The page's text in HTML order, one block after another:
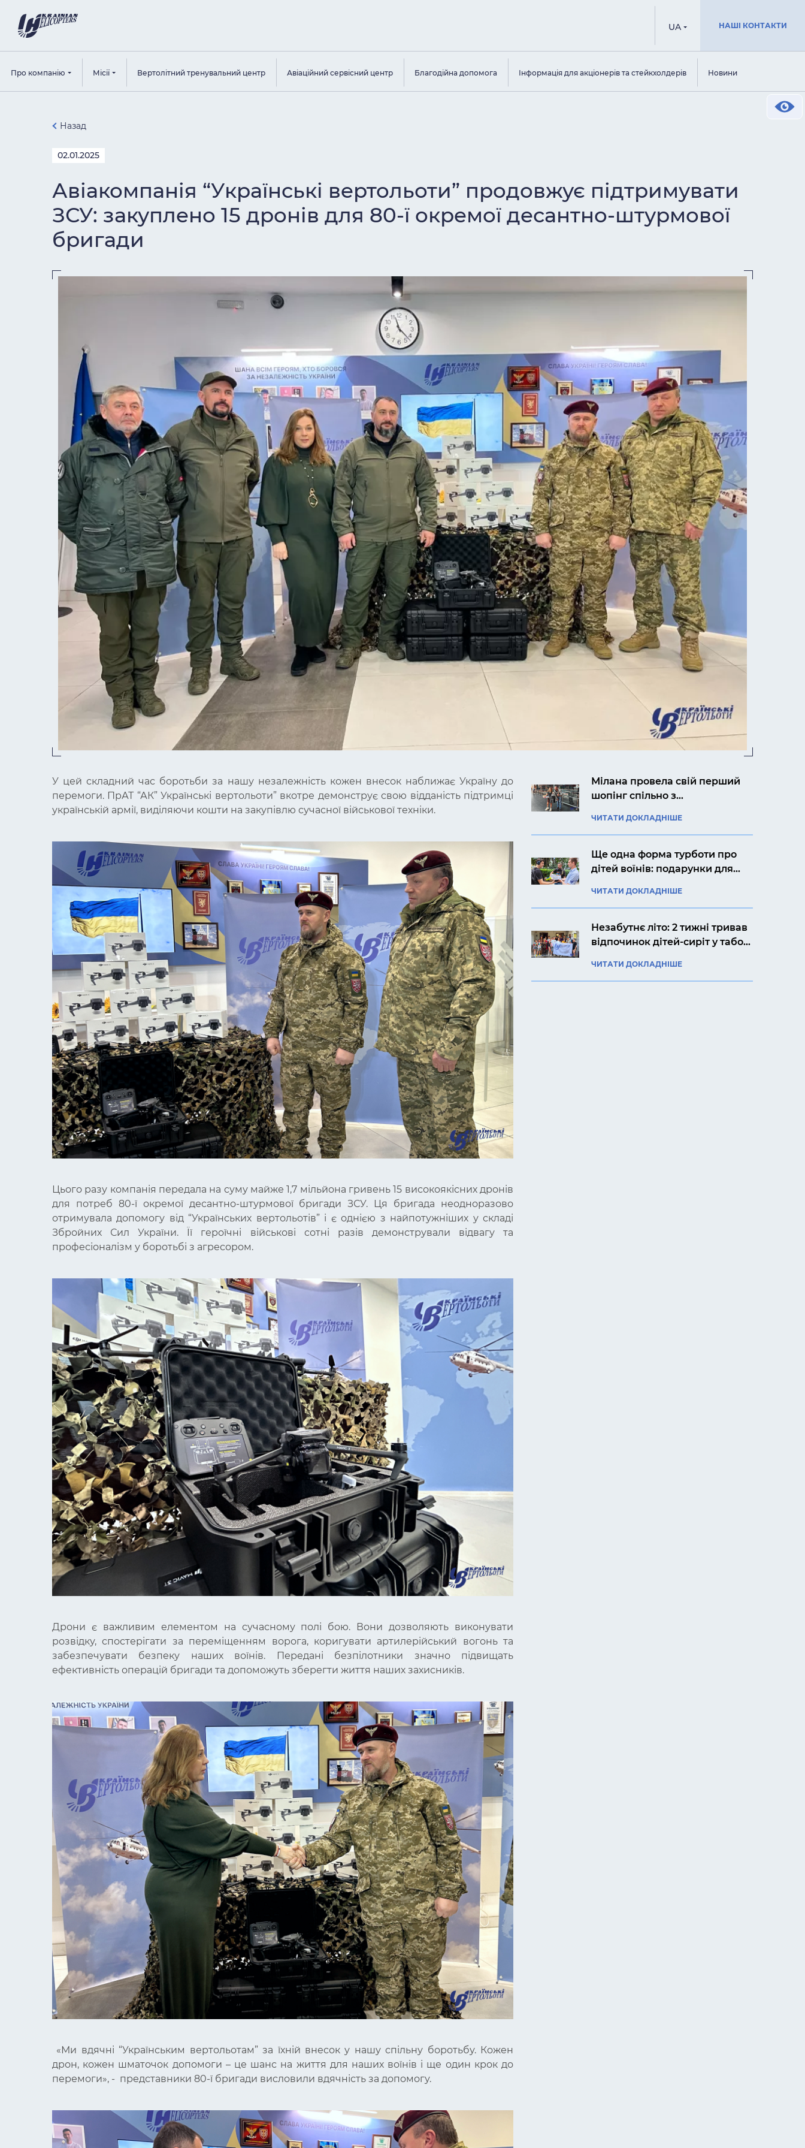
UA НАШІ КОНТАКТИ
Про компанію Місії Вертолітний тренувальний центр Авіаційний сервісний центр Благодійна допомога Інформація для акціонерів та стейкхолдерів Новини
Назад
02.01.2025
Авіакомпанія “Українські вертольоти” продовжує підтримувати
ЗСУ: закуплено 15 дронів для 80-ї окремої десантно-штурмової
бригади
У цей складний час боротьби за нашу незалежність кожен внесок наближає Україну до
перемоги. ПрАТ “АК” Українські вертольоти” вкотре демонструє свою відданість підтримці
українській армії, виділяючи кошти на закупівлю сучасної військової техніки.
Цього разу компанія передала на суму майже 1,7 мільйона гривень 15 високоякісних дронів
для потреб 80-ї окремої десантно-штурмової бригади ЗСУ. Ця бригада неодноразово
отримувала допомогу від “Українських вертольотів” і є однією з найпотужніших у складі
Збройних Сил України. Її героїчні військові сотні разів демонстрували відвагу та
професіоналізм у боротьбі з агресором.
Дрони є важливим елементом на сучасному полі бою. Вони дозволяють виконувати
розвідку, спостерігати за переміщенням ворога, коригувати артилерійський вогонь та
забезпечувати безпеку наших воїнів. Передані безпілотники значно підвищать
ефективність операцій бригади та допоможуть зберегти життя наших захисників.
«Ми вдячні “Українським вертольотам” за їхній внесок у нашу спільну боротьбу. Кожен
дрон, кожен шматочок допомоги – це шанс на життя для наших воїнів і ще один крок до
перемоги», - представники 80-ї бригади висловили вдячність за допомогу.
Мілана провела свій перший
шопінг спільно з
вертольоти»
ЧИТАТИ ДОКЛАДНІШЕ
Ще одна форма турботи про
дітей воїнів: подарунки для
ЧИТАТИ ДОКЛАДНІШЕ
Незабутнє літо: 2 тижні тривав
відпочинок дітей-сиріт у таборі
ЧИТАТИ ДОКЛАДНІШЕ